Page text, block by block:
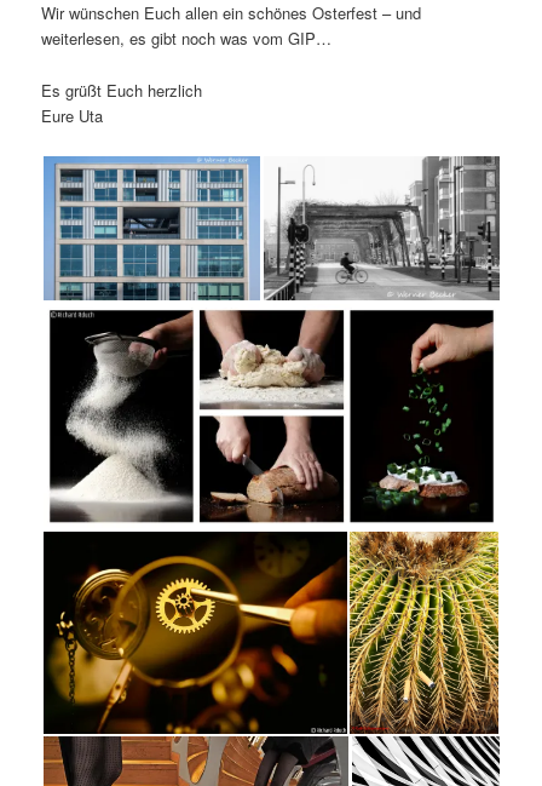
Wir wünschen Euch allen ein schönes Osterfest – und
weiterlesen, es gibt noch was vom GIP…
Es grüßt Euch herzlich
Eure Uta